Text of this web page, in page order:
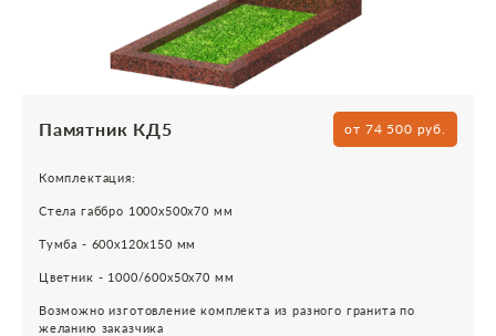
Памятник КД5 от 74 500 руб.
Комплектация:
Стела габбро 1000х500х70 мм
Тумба - 600х120х150 мм
Цветник - 1000/600х50х70 мм
Возможно изготовление комплекта из разного гранита по
желанию заказчика